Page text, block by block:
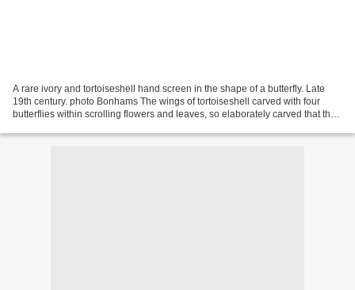
A rare ivory and tortoiseshell hand screen in the shape of a butterfly. Late
19th century. photo Bonhams The wings of tortoiseshell carved with four
butterflies within scrolling flowers and leaves, so elaborately carved that the